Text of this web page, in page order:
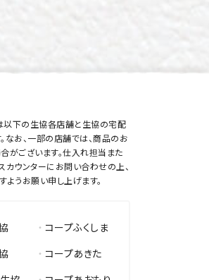
以下の生協各店舗と生協の宅配
なお、一部の店舗では、商品のお
がございます。仕入れ担当また
カウンターにお問い合わせの上、
ようお願い申し上げます。
コープふくしま
コープあきた